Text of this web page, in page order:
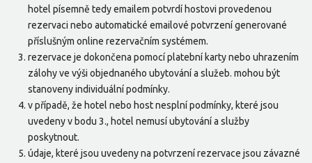
hotel písemně tedy emailem potvrdí hostovi provedenou
rezervaci nebo automatické emailové potvrzení generované
příslušným online rezervačním systémem.
rezervace je dokončena pomocí platební karty nebo uhrazením
zálohy ve výši objednaného ubytování a služeb. mohou být
stanoveny individuální podmínky.
v případě, že hotel nebo host nesplní podmínky, které jsou
uvedeny v bodu 3., hotel nemusí ubytování a služby
poskytnout.
údaje, které jsou uvedeny na potvrzení rezervace jsou závazné